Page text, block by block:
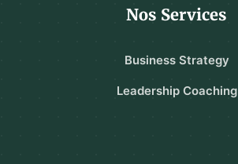
Nos Services
Business Strategy
Leadership Coaching